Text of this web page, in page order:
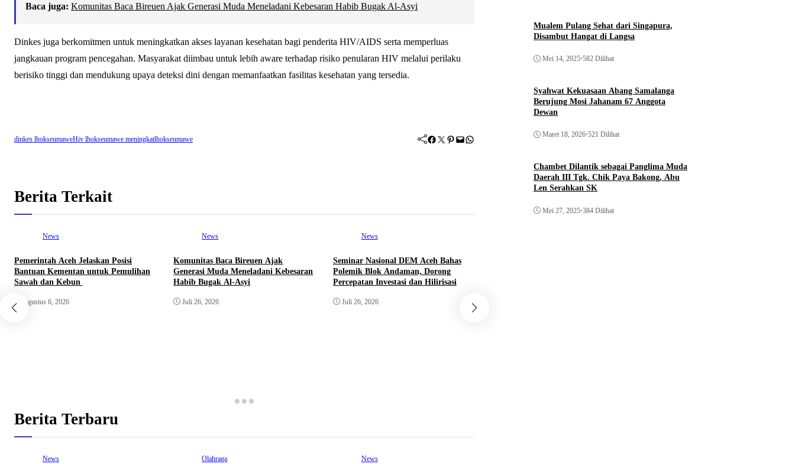
Baca juga: Komunitas Baca Bireuen Ajak Generasi Muda Meneladani Kebesaran Habib Bugak Al-Asyi
Dinkes juga berkomitmen untuk meningkatkan akses layanan kesehatan bagi penderita HIV/AIDS serta memperluas
jangkauan program pencegahan. Masyarakat diimbau untuk lebih aware terhadap risiko penularan HIV melalui perilaku
berisiko tinggi dan mendukung upaya deteksi dini dengan memanfaatkan fasilitas kesehatan yang tersedia.
dinkes lhokseumaweHiv lhokseumawe meningkatlhokseumawe Facebook Twitter Pinterest Mail WhatsApp
Berita Terkait
News
Pemerintah Aceh Jelaskan Posisi
Bantuan Kementan untuk Pemulihan
Sawah dan Kebun
Agustus 6, 2026
News
Komunitas Baca Bireuen Ajak
Generasi Muda Meneladani Kebesaran
Habib Bugak Al-Asyi
Juli 26, 2026
News
Seminar Nasional DEM Aceh Bahas
Polemik Blok Andaman, Dorong
Percepatan Investasi dan Hilirisasi
Juli 26, 2026
Berita Terbaru
News Olahraga News
Mualem Pulang Sehat dari Singapura,
Disambut Hangat di Langsa
Mei 14, 2025•582 Dilihat
Syahwat Kekuasaan Abang Samalanga
Berujung Mosi Jahanam 67 Anggota
Dewan
Maret 18, 2026•521 Dilihat
Chambet Dilantik sebagai Panglima Muda
Daerah III Tgk. Chik Paya Bakong, Abu
Len Serahkan SK
Mei 27, 2025•384 Dilihat